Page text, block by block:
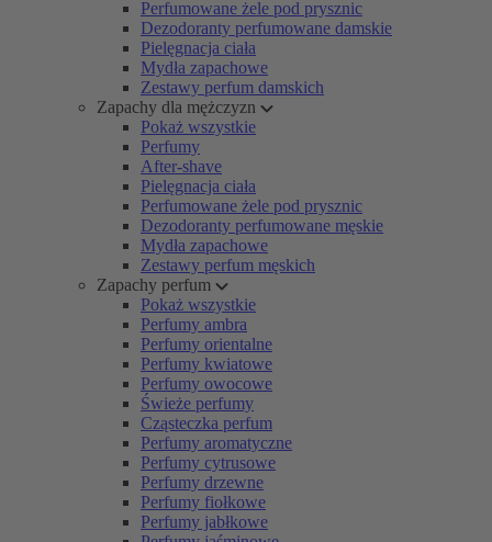
Perfumowane żele pod prysznic
Dezodoranty perfumowane damskie
Pielęgnacja ciała
Mydła zapachowe
Zestawy perfum damskich
Zapachy dla mężczyzn
Pokaż wszystkie
Perfumy
After-shave
Pielęgnacja ciała
Perfumowane żele pod prysznic
Dezodoranty perfumowane męskie
Mydła zapachowe
Zestawy perfum męskich
Zapachy perfum
Pokaż wszystkie
Perfumy ambra
Perfumy orientalne
Perfumy kwiatowe
Perfumy owocowe
Świeże perfumy
Cząsteczka perfum
Perfumy aromatyczne
Perfumy cytrusowe
Perfumy drzewne
Perfumy fiołkowe
Perfumy jabłkowe